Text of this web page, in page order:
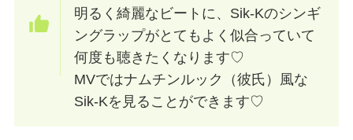
明るく綺麗なビートに、Sik-Kのシンギ
ングラップがとてもよく似合っていて
何度も聴きたくなります♡
MVではナムチンルック（彼氏）風な
Sik-Kを見ることができます♡